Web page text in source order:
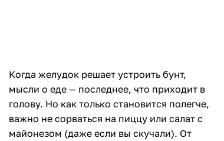
Когда желудок решает устроить бунт,
мысли о еде — последнее, что приходит в
голову. Но как только становится полегче,
важно не сорваться на пиццу или салат с
майонезом (даже если вы скучали). От